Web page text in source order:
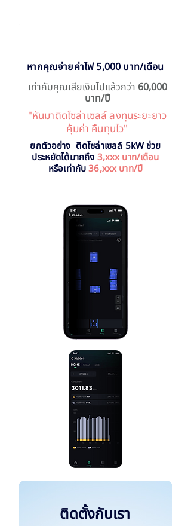
หากคุณจ่ายค่าไฟ 5,000 บาท/เดือน
เท่ากับคุณเสียเงินไปแล้วกว่า 60,000
บาท/ปี
"หันมาติดโซล่าเซลล์ ลงทุนระยะยาว
คุ้มค่า คืนทุนไว"
ยกตัวอย่าง ติดโซล่าเซลล์ 5kW ช่วย
ประหยัดได้มากถึง 3,xxx บาท/เดือน
หรือเท่ากับ36,xxx บาท/ปี
ติดตั้งกับเรา